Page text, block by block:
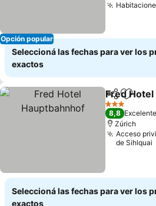
Opción popular
Seleccioná las fechas para ver los
exactos
Compartir
Fred
3 Estrellas
8,8 Excelente
Zúrich
Acceso
de Sihlquai
Seleccioná las fechas para ver los
exactos